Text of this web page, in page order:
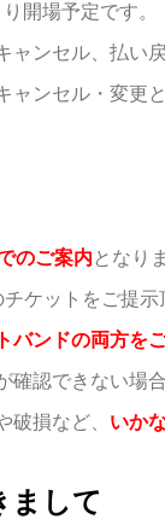
開場予定です。
ャンセル、払い
ャンセル・変
のご案内 となり
ケットをご提
ンドの両方を
確認できない場
破損など、 いか
まして